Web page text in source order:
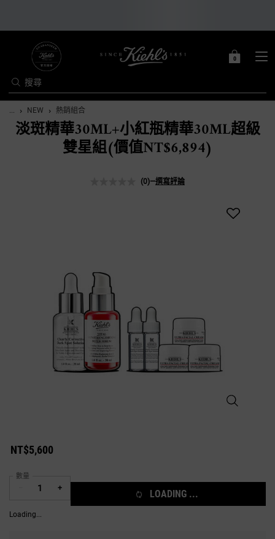
搜尋
購0
0 PRODUCT IN
Main content
... NEW 熱銷組合
淡斑精華30ML+小紅瓶精華30ML超級
雙星組(價值NT$6,894)
(0)—撰寫評論
淡斑精華
NT$5,600
數量
+ LOADING ...
Loading...